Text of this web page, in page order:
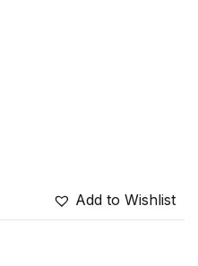
Add to Wishlist